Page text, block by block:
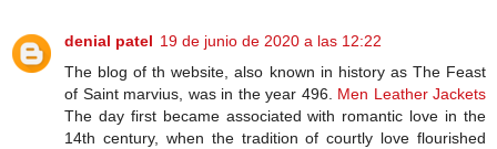
denial patel 19 de junio de 2020 a las 12:22
The blog of th website, also known in history as The Feast
of Saint marvius, was in the year 496. Men Leather Jackets
The day first became associated with romantic love in the
14th century, when the tradition of courtly love flourished